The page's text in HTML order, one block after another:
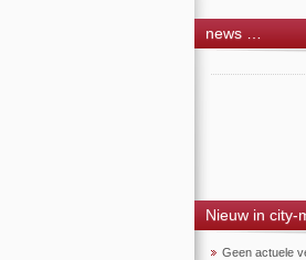
news …
Nieuw in city-
Geen actuele